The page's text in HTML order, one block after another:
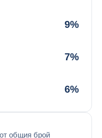
9%
7%
6%
общия брой